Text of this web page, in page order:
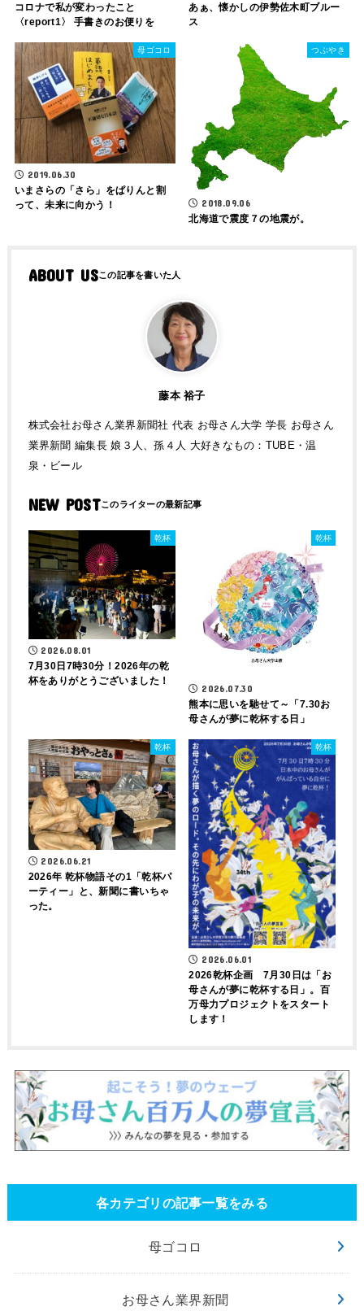
コロナで私が変わったこと
〈report1〉 手書きのお便りを
あぁ、懐かしの伊勢佐木町ブルー
ス
母ゴコロ
2019.06.30
いまさらの「さら」をぱりんと割
って、未来に向かう！
つぶやき
2018.09.06
北海道で震度７の地震が。
ABOUT US
藤本 裕子
株式会社お母さん業界新聞社 代表 お母さん大学 学長 お母さん
業界新聞 編集長 娘３人、孫４人 大好きなもの：TUBE・温
泉・ビール
NEW POST
乾杯
2026.08.01
7月30日7時30分！2026年の乾
杯をありがとうございました！
乾杯
2026.07.30
熊本に思いを馳せて～「7.30お
母さんが夢に乾杯する日」
乾杯
2026.06.21
2026年 乾杯物語その1「乾杯パ
ーティー」と、新聞に書いちゃ
った。
乾杯
2026.06.01
2026乾杯企画 7月30日は「お
母さんが夢に乾杯する日」。百
万母力プロジェクトをスタート
します！
各カテゴリの記事一覧をみる
母ゴコロ
お母さん業界新聞